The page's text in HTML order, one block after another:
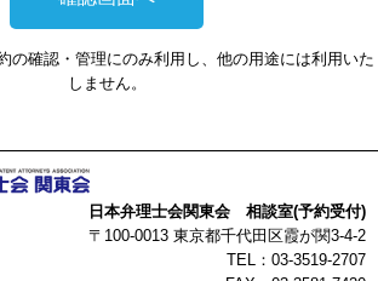
る事によって生じた不利益または損害に対して、
を負い兼ねます。この点あらかじめご了承くださ
ない場合は、相談を受けることができません。
の確認・管理にのみ利用し、他の用途には利用いた
しません。
日本弁理士会関東会 相談室(予約受付)
〒100-0013 東京都千代田区霞が関3-4-2
TEL：03-3519-2707